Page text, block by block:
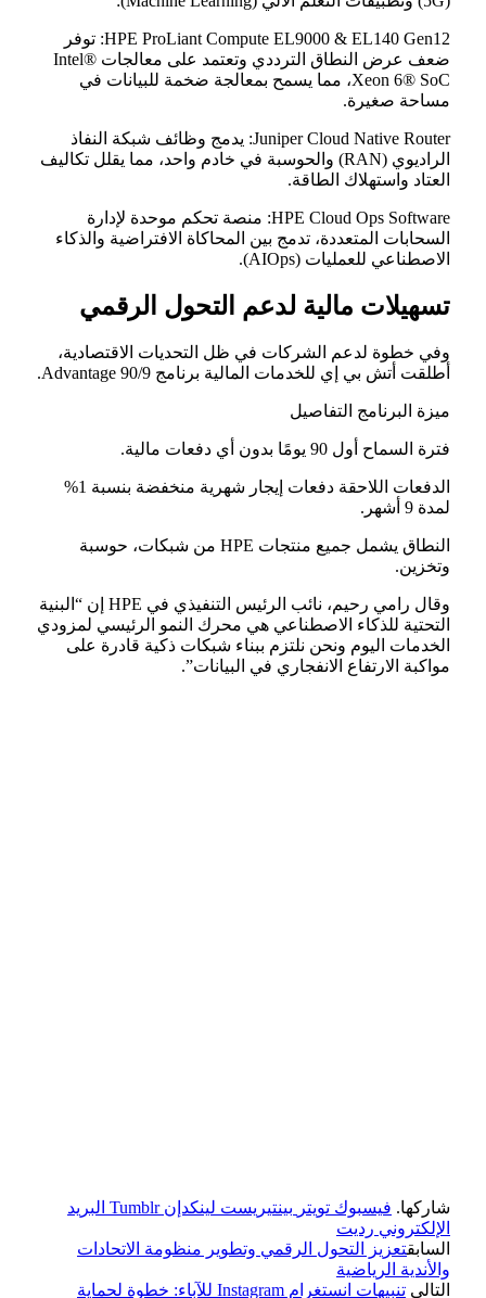
HPE ProLiant Compute EL9000 & EL140 Gen12: توفر
ضعف عرض النطاق الترددي وتعتمد على معالجات Intel®
Xeon 6® SoC، مما يسمح بمعالجة ضخمة للبيانات في
مساحة صغيرة.
Juniper Cloud Native Router: يدمج وظائف شبكة النفاذ
الراديوي (RAN) والحوسبة في خادم واحد، مما يقلل تكاليف
العتاد واستهلاك الطاقة.
HPE Cloud Ops Software: منصة تحكم موحدة لإدارة
السحابات المتعددة، تدمج بين المحاكاة الافتراضية والذكاء
الاصطناعي للعمليات (AIOps).
تسهيلات مالية لدعم التحول الرقمي
وفي خطوة لدعم الشركات في ظل التحديات الاقتصادية،
أطلقت أتش بي إي للخدمات المالية برنامج 90/9 Advantage.
ميزة البرنامج التفاصيل
فترة السماح أول 90 يومًا بدون أي دفعات مالية.
الدفعات اللاحقة دفعات إيجار شهرية منخفضة بنسبة 1%
لمدة 9 أشهر.
النطاق يشمل جميع منتجات HPE من شبكات، حوسبة
وتخزين.
وقال رامي رحيم، نائب الرئيس التنفيذي في HPE إن “البنية
التحتية للذكاء الاصطناعي هي محرك النمو الرئيسي لمزودي
الخدمات اليوم ونحن نلتزم ببناء شبكات ذكية قادرة على
مواكبة الارتفاع الانفجاري في البيانات”.
شاركها. فيسبوك تويتر بينتيريست لينكدإن Tumblr البريد
الإلكتروني رديت
السابقتعزيز التحول الرقمي وتطوير منظومة الاتحادات
والأندية الرياضية
التالي
تنبيهات انستغرام Instagram للآباء: خطوة لحماية